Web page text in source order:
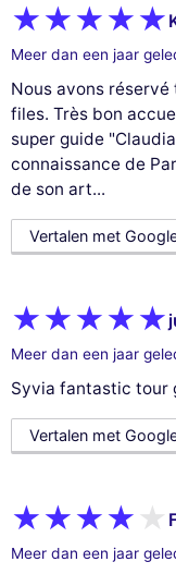
Meer dan een jaar
Nous avons
files. Très bon
super guide
connaissance de
de son art...
Vertalen met
Meer dan een jaar
Syvia fantastic tour
Vertalen met
Meer dan een jaar